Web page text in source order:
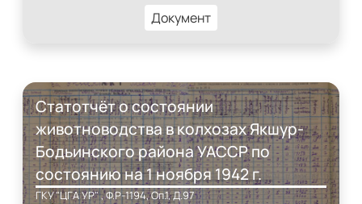
Документ
Статотчёт о состоянии
животноводства в колхозах Якшур-
Бодьинского района УАССР по
состоянию на 1 ноября 1942 г.
ГКУ "ЦГА УР" , Ф.Р-1194, Оп.1, Д.97